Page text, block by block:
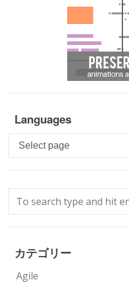
Languages
Languages
カテゴリー
Agile